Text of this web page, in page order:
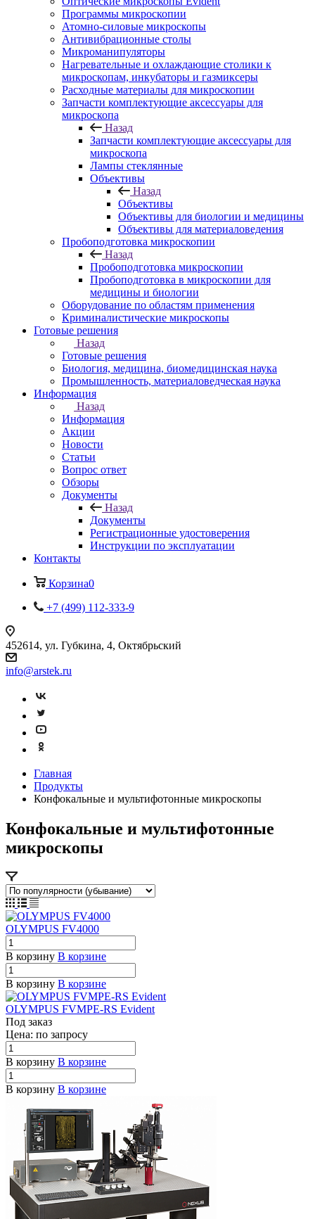
Программы микроскопии
Атомно-силовые микроскопы
Антивибрационные столы
Микроманипуляторы
Нагревательные и охлаждающие столики к
микроскопам, инкубаторы и газмиксеры
Расходные материалы для микроскопии
Запчасти комплектующие аксессуары для
микроскопа
Назад
Запчасти комплектующие аксессуары для
микроскопа
Лампы стеклянные
Объективы
Назад
Объективы
Объективы для биологии и медицины
Объективы для материаловедения
Пробоподготовка микроскопии
Назад
Пробоподготовка микроскопии
Пробоподготовка в микроскопии для
медицины и биологии
Оборудование по областям применения
Криминалистические микроскопы
Готовые решения
Назад
Готовые решения
Биология, медицина, биомедицинская наука
Промышленность, материаловедческая наука
Информация
Назад
Информация
Акции
Новости
Статьи
Вопрос ответ
Обзоры
Документы
Назад
Документы
Регистрационные удостоверения
Инструкции по эксплуатации
Контакты
Корзина0
+7 (499) 112-333-9
452614, ул. Губкина, 4, Октябрьский
info@arstek.ru
Главная
Продукты
Конфокальные и мультифотонные микроскопы
Конфокальные и мультифотонные
микроскопы
OLYMPUS FV4000
В корзину В корзине
В корзину В корзине
OLYMPUS FVMPE-RS Evident
Под заказ
Цена: по запросу
В корзину В корзине
В корзину В корзине